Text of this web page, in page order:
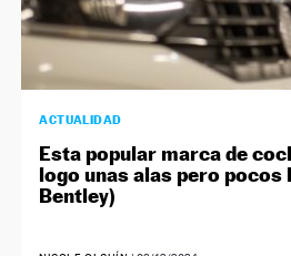
ACTUALIDAD
Esta popular marca de
logo unas alas pero pocos
Bentley)